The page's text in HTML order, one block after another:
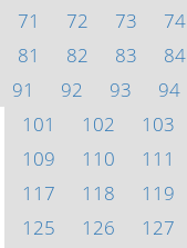
71
72 73 74
81
82 83 84
91
92 93 94
101
102 103
109
110 111
117
118 119
125
126 127